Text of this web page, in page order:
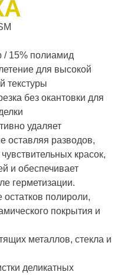
/ 15% полиамид
для высокой
текстуры
без окантовки для
удаляет
оставляя разводов,
красок,
и обеспечивает
герметизации.
полироли,
покрытия и
металлов, стекла и
деликатных